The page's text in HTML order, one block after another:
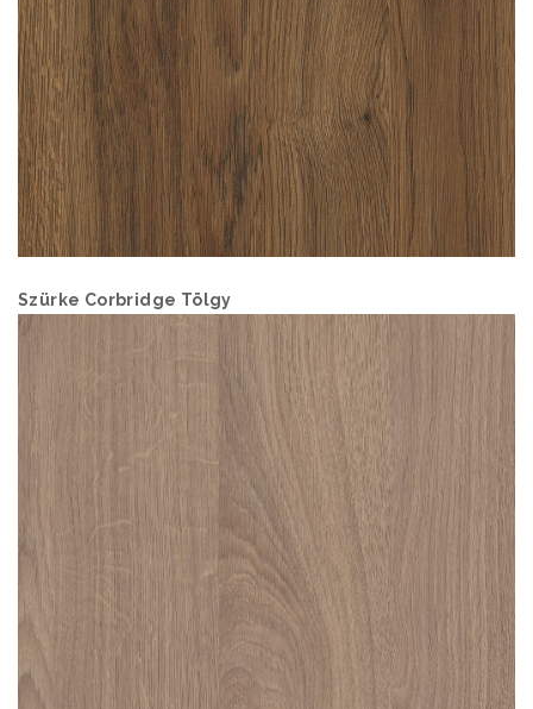
Szürke Corbridge Tölgy